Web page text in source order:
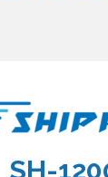
SH-